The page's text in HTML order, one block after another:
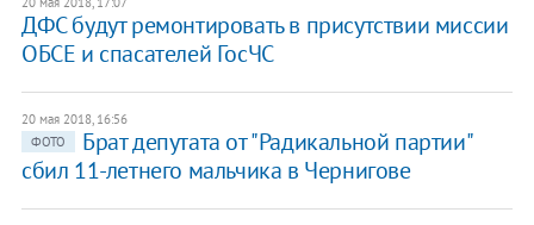
ДФС будут ремонтировать в присутствии миссии
ОБСЕ и спасателей ГосЧС
20 мая 2018, 16:56
ФОТО
Брат депутата от "Радикальной партии"
сбил 11-летнего мальчика в Чернигове